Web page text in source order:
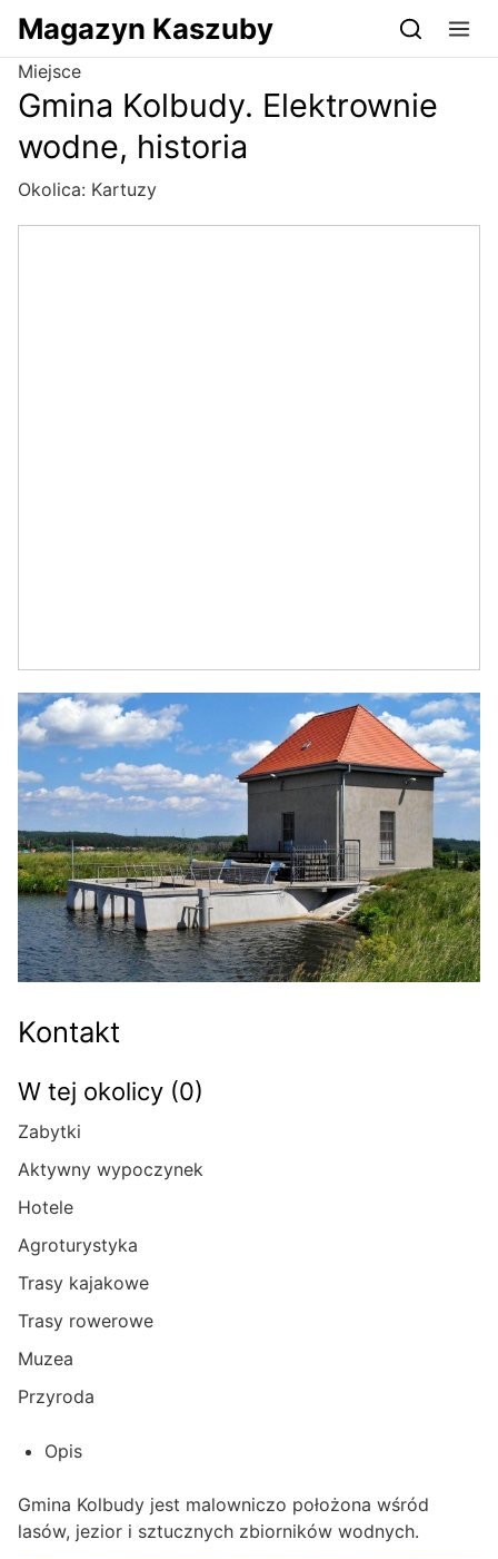
Przejdź do serwisu magazynkaszuby.pl
Magazyn Kaszuby
Miejsce
Gmina Kolbudy. Elektrownie
wodne, historia
Okolica: Kartuzy
Kontakt
W tej okolicy (0)
Zabytki
Aktywny wypoczynek
Hotele
Agroturystyka
Trasy kajakowe
Trasy rowerowe
Muzea
Przyroda
Opis
Gmina Kolbudy jest malowniczo położona wśród
lasów, jezior i sztucznych zbiorników wodnych.